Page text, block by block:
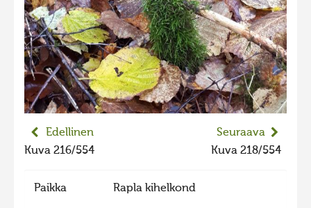
Hiite kuvavõistlus 2019
Hiite kuvavõistlus 2018
Hiite kuvavõistlus 2017
Hiite kuvavõistlus 2016
Hiite kuvavõistlus 2015
Hiite kuvavõistlus 2012
Edellinen
Kuva 216/554
Seuraava
Kuva 218/554
Paikka Rapla kihelkond